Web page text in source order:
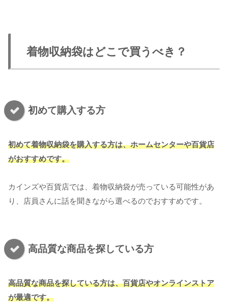
着物収納袋はどこで買うべき？
初めて購入する方
初めて着物収納袋を購入する方は、ホームセンターや百貨店
がおすすめです。
カインズや百貨店では、着物収納袋が売っている可能性があ
り、店員さんに話を聞きながら選べるのでおすすめです。
高品質な商品を探している方
高品質な商品を探している方は、百貨店やオンラインストア
が最適です。